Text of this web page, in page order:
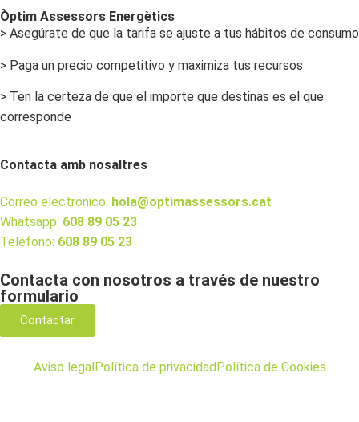
Òptim Assessors Energètics
> Asegúrate de que la tarifa se ajuste a tus hábitos de consumo
> Paga un precio competitivo y maximiza tus recursos
> Ten la certeza de que el importe que destinas es el que
corresponde
Contacta amb nosaltres
Correo electrónico: hola@optimassessors.cat
Whatsapp: 608 89 05 23
Teléfono: 608 89 05 23
Contacta con nosotros a través de nuestro
formulario
Contactar
Aviso legalPolítica de privacidadPolítica de Cookies